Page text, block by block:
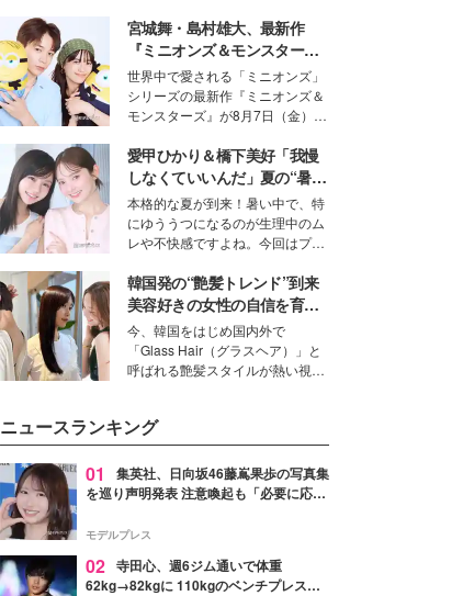
な美容の常識を大きく変える可能
性を秘めた、革新的な「Water
Capturing Skin（ウォーターキャ
プチャリングスキン：捕水肌）」
技術を、花王が構築した。
宮城舞・島村雄大、最新作
『ミニオンズ＆モンスター
ズ』の魅力熱弁 ハチャメチャ
だけじゃない“友情と絆”に感
動
世界中で愛される「ミニオンズ」
シリーズの最新作『ミニオンズ＆
モンスターズ』が8月7日（金）に
ニオン好き”という共通点を持つモ
デルの宮城舞と島村雄大の特別対
談をお届け！それぞれの視点か
ら、今作ならではの魅力や予想外
の感動をもたらす奥深いストーリ
ーについて熱く語り合ってもらっ
た。
愛甲ひかり＆橋下美好「我慢
しなくていいんだ」夏の“暑さ
対策”の新しい選択肢とは？
本格的な夏が到来！暑い中で、特
にゆううつになるのが生理中のム
レや不快感ですよね。今回はプラ
モデル・愛甲ひかりさんと橋下美
好さんを迎えて本音で女子会トー
ク。猛暑のお出かけを快適に過ご
すヒントや、2人が感動した夏の
生理の新常識にも迫りました。
韓国発の“艶髪トレンド”到来
美容好きの女性の自信を育む
「ヘアケア事情」って？
今、韓国をはじめ国内外で
「Glass Hair（グラスヘア）」と
呼ばれる艶髪スタイルが熱い視線
して、“髪そのものの美しさ”に改
めて注目する人が増えている様
子。今回は、そんな憧れの艶やか
な髪を日常で叶える、美容好きの
ます。
ニュースランキング
01
集英社、日向坂46藤嶌果歩の写真集
を巡り声明発表 注意喚起も「必要に応じ
モデルプレス
02 寺田心、週6ジム通いで体重
62kg→82kgに 110kgのベンチプレス持